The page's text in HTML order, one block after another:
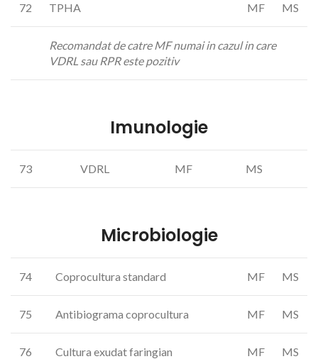
72 TPHA MF MS
Recomandat de catre MF numai in cazul in care
VDRL sau RPR este pozitiv
Imunologie
73 VDRL MF MS
Microbiologie
74 Coprocultura standard MF MS
75 Antibiograma coprocultura MF MS
76 Cultura exudat faringian MF MS